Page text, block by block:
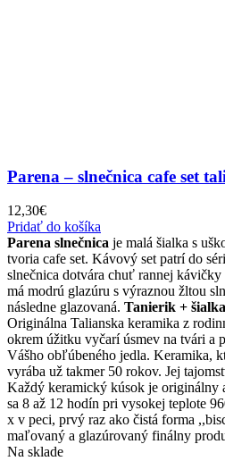
Parena – slnečnica cafe set
12,30€
Pridať do košíka
Parena slnečnica je malá šialka s
tvoria cafe set. Kávový set patrí do
slnečnica dotvára chuť rannej
má modrú glazúru s výraznou žltou
následne glazovaná. Tanierik +
Originálna Talianska keramika z
okrem úžitku vyčarí úsmev na tvári a
Vášho obľúbeného jedla. Keramika,
vyrába už takmer 50 rokov. Jej
Každý keramický kúsok je
sa 8 až 12 hodín pri vysokej teplote
x v peci, prvý raz ako čistá forma
maľovaný a glazúrovaný finálny
Na sklade